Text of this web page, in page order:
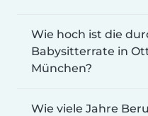
Wie hoch ist die
Babysitterrate in
München?
Wie viele Jahre